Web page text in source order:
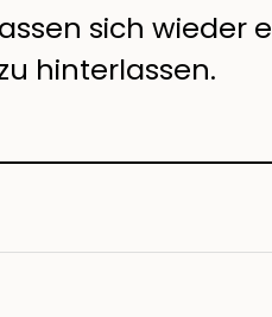
sich wieder
hinterlassen.